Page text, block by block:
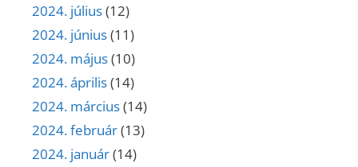
2024. július(12)
2024. június(11)
2024. május(10)
2024. április(14)
2024. március(14)
2024. február(13)
2024. január(14)